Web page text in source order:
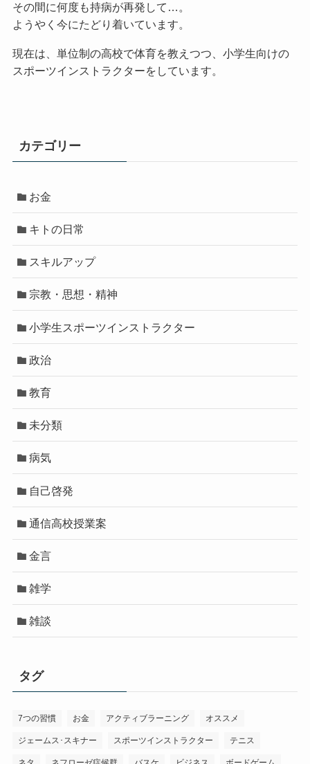
その間に何度も持病が再発して…。
ようやく今にたどり着いています。
現在は、単位制の高校で体育を教えつつ、小学生向けの
スポーツインストラクターをしています。
カテゴリー
お金
キトの日常
スキルアップ
宗教・思想・精神
小学生スポーツインストラクター
政治
教育
未分類
病気
自己啓発
通信高校授業案
金言
雑学
雑談
タグ
7つの習慣 お金 アクティブラーニング オススメ
ジェームス･スキナー スポーツインストラクター テニス